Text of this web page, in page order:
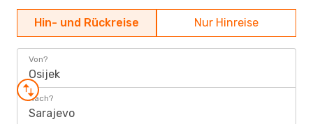
Hin- und Rückreise Nur Hinreise
Von?
Osijek
Nach?
Sarajevo